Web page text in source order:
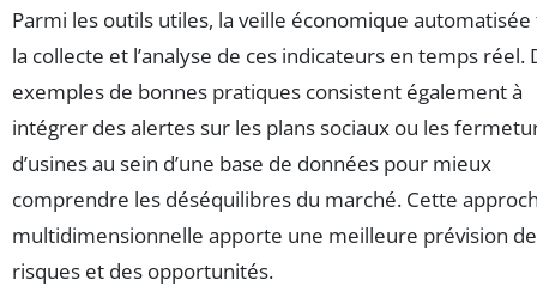
Parmi les outils utiles, la veille économique
la collecte et l’analyse de ces indicateurs en temps réel.
exemples de bonnes pratiques consistent également à
intégrer des alertes sur les plans sociaux ou les
d’usines au sein d’une base de données pour mieux
comprendre les déséquilibres du marché. Cette
multidimensionnelle apporte une meilleure prévision
risques et des opportunités.